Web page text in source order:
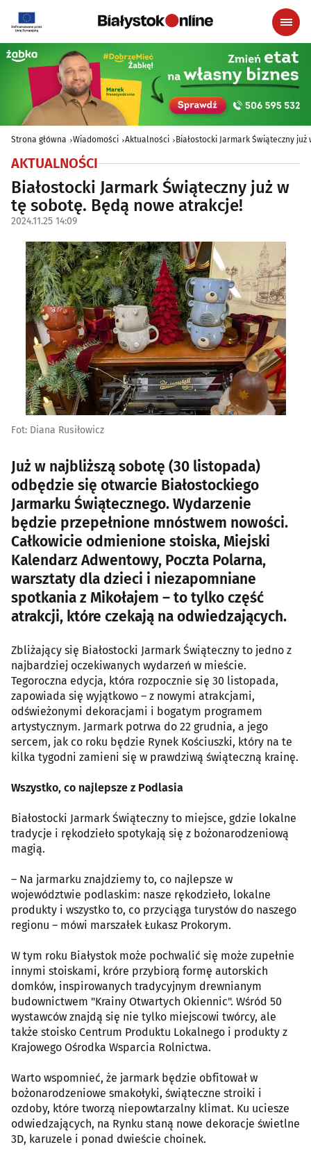
Strona główna Wiadomości Aktualności Białostocki Jarmark Świąteczny
AKTUALNOŚCI
Białostocki Jarmark Świąteczny już w
tę sobotę. Będą nowe atrakcje!
2024.11.25 14:09
Fot: Diana Rusiłowicz
Już w najbliższą sobotę (30 listopada)
odbędzie się otwarcie Białostockiego
Jarmarku Świątecznego. Wydarzenie
będzie przepełnione mnóstwem nowości.
Całkowicie odmienione stoiska, Miejski
Kalendarz Adwentowy, Poczta Polarna,
warsztaty dla dzieci i niezapomniane
spotkania z Mikołajem – to tylko część
atrakcji, które czekają na odwiedzających.
Zbliżający się Białostocki Jarmark Świąteczny to jedno z
najbardziej oczekiwanych wydarzeń w mieście.
Tegoroczna edycja, która rozpocznie się 30 listopada,
zapowiada się wyjątkowo – z nowymi atrakcjami,
odświeżonymi dekoracjami i bogatym programem
artystycznym. Jarmark potrwa do 22 grudnia, a jego
sercem, jak co roku będzie Rynek Kościuszki, który na te
kilka tygodni zamieni się w prawdziwą świąteczną krainę.
Wszystko, co najlepsze z Podlasia
Białostocki Jarmark Świąteczny to miejsce, gdzie lokalne
tradycje i rękodzieło spotykają się z bożonarodzeniową
magią.
– Na jarmarku znajdziemy to, co najlepsze w
województwie podlaskim: nasze rękodzieło, lokalne
produkty i wszystko to, co przyciąga turystów do naszego
regionu – mówi marszałek Łukasz Prokorym.
W tym roku Białystok może pochwalić się może zupełnie
innymi stoiskami, króre przybiorą formę autorskich
domków, inspirowanych tradycyjnym drewnianym
budownictwem "Krainy Otwartych Okiennic". Wśród 50
wystawców znajdą się nie tylko miejscowi twórcy, ale
także stoisko Centrum Produktu Lokalnego i produkty z
Krajowego Ośrodka Wsparcia Rolnictwa.
Warto wspomnieć, że jarmark będzie obfitował w
bożonarodzeniowe smakołyki, świąteczne stroiki i
ozdoby, które tworzą niepowtarzalny klimat. Ku uciesze
odwiedzających, na Rynku staną nowe dekoracje świetlne
3D, karuzele i ponad dwieście choinek.